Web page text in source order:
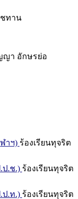
ชทาน
ญา อักษรย่อ
าฯ) ร้องเรียนทุจริต
ป.ช.) ร้องเรียนทุจริต
ป.ท.) ร้องเรียนทุจริต